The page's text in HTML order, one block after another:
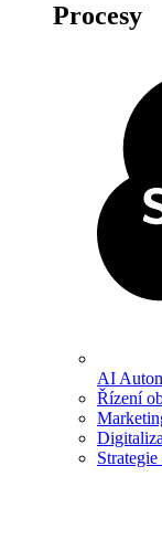
Procesy
AI
Řízení